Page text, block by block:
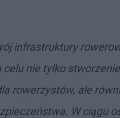
infrastruktury
celu nie tylko
rowerzystów, ale
W ciągu